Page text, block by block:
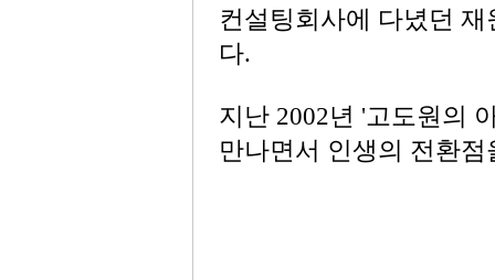
컨설팅회사에 다녔던
다.
지난 2002년 '고도원의
만나면서 인생의 전환점